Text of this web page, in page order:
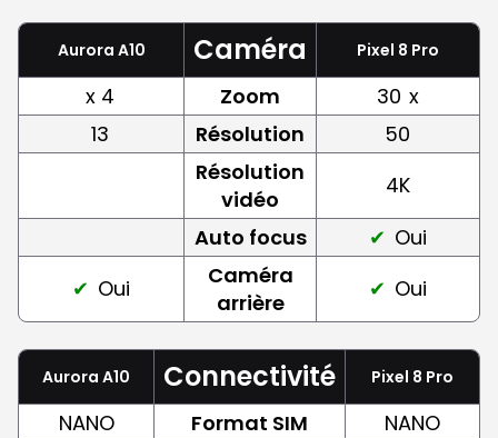
Aurora A10 Caméra Pixel 8 Pro
x 4 Zoom 30 x
13
Résolution
50
Résolution
vidéo
4K
Auto focus
Oui
Oui
Caméra
arrière
Oui
Aurora A10 Connectivité Pixel 8 Pro
NANO Format SIM
NANO